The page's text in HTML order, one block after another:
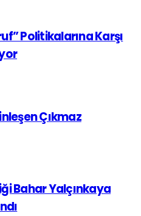
Politikalarına Karşı
Çıkmaz
Bahar Yalçınkaya